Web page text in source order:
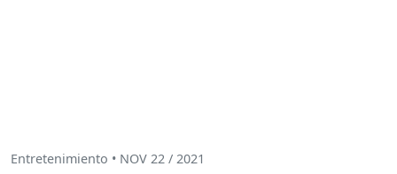
Entretenimiento • NOV 22 / 2021